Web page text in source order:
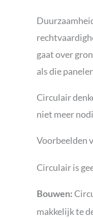
gaat over
als die
Circulair
niet meer
Voorbeelden
Circulair is
Bouwen:
makkelijk te